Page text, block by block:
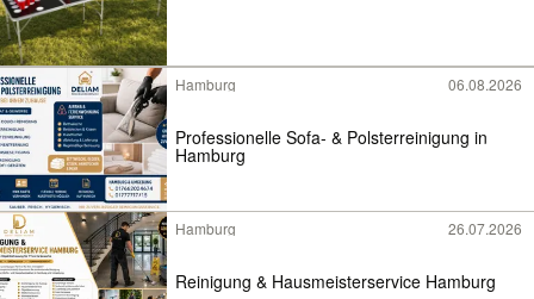
Hamburg 06.08.2026
Professionelle Sofa- & Polsterreinigung in
Hamburg
Hamburg 26.07.2026
Reinigung & Hausmeisterservice Hamburg